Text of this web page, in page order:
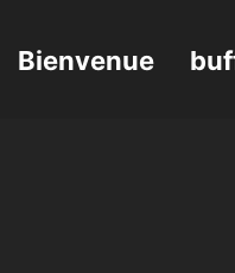
Bienvenue